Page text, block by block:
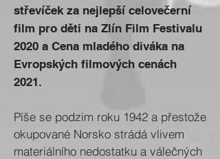
střevíček za nejlepší celovečerní
film pro děti na Zlín Film Festivalu
2020 a Cena mladého diváka na
Evropských filmových cenách
2021.
Píše se podzim roku 1942 a přestože
okupované Norsko strádá vlivem
materiálního nedostatku a válečných